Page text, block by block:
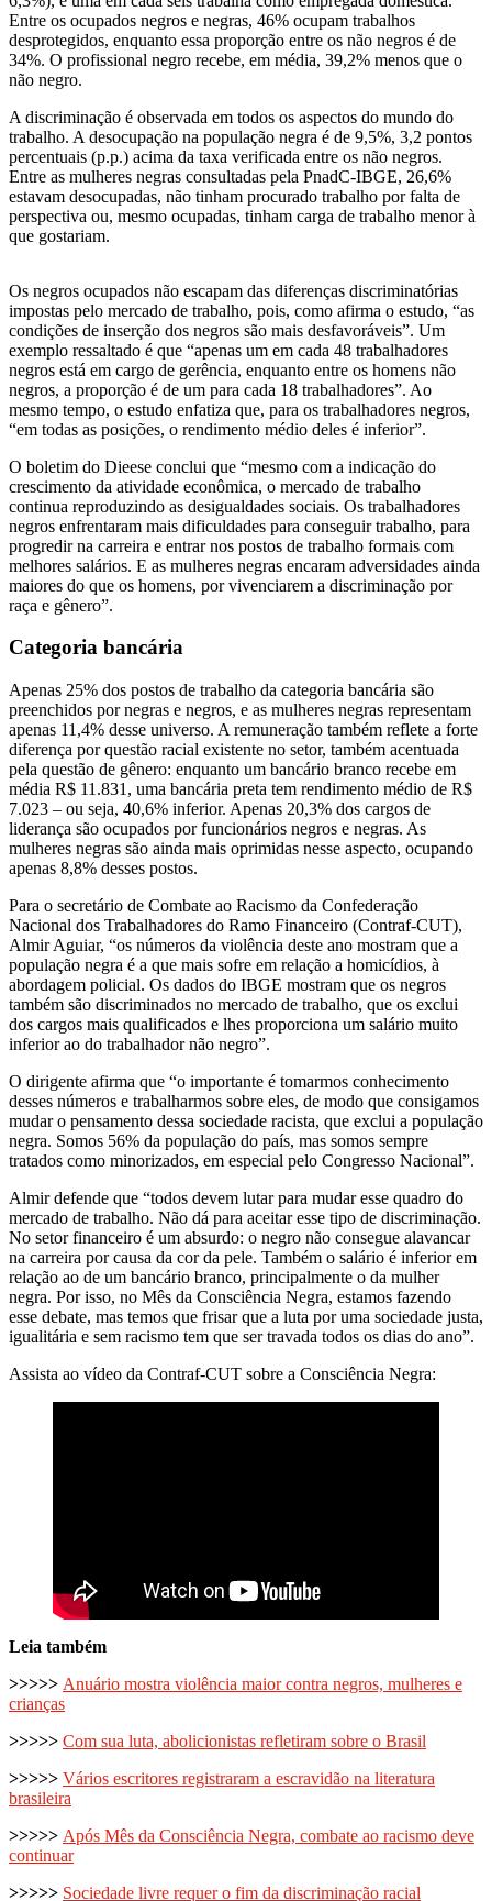
Entre os ocupados negros e negras, 46% ocupam trabalhos
desprotegidos, enquanto essa proporção entre os não negros é de
34%. O profissional negro recebe, em média, 39,2% menos que o
não negro.
A discriminação é observada em todos os aspectos do mundo do
trabalho. A desocupação na população negra é de 9,5%, 3,2 pontos
percentuais (p.p.) acima da taxa verificada entre os não negros.
Entre as mulheres negras consultadas pela PnadC-IBGE, 26,6%
estavam desocupadas, não tinham procurado trabalho por falta de
perspectiva ou, mesmo ocupadas, tinham carga de trabalho menor à
que gostariam.
Os negros ocupados não escapam das diferenças discriminatórias
impostas pelo mercado de trabalho, pois, como afirma o estudo, “as
condições de inserção dos negros são mais desfavoráveis”. Um
exemplo ressaltado é que “apenas um em cada 48 trabalhadores
negros está em cargo de gerência, enquanto entre os homens não
negros, a proporção é de um para cada 18 trabalhadores”. Ao
mesmo tempo, o estudo enfatiza que, para os trabalhadores negros,
“em todas as posições, o rendimento médio deles é inferior”.
O boletim do Dieese conclui que “mesmo com a indicação do
crescimento da atividade econômica, o mercado de trabalho
continua reproduzindo as desigualdades sociais. Os trabalhadores
negros enfrentaram mais dificuldades para conseguir trabalho, para
progredir na carreira e entrar nos postos de trabalho formais com
melhores salários. E as mulheres negras encaram adversidades ainda
maiores do que os homens, por vivenciarem a discriminação por
raça e gênero”.
Categoria bancária
Apenas 25% dos postos de trabalho da categoria bancária são
preenchidos por negras e negros, e as mulheres negras representam
apenas 11,4% desse universo. A remuneração também reflete a forte
diferença por questão racial existente no setor, também acentuada
pela questão de gênero: enquanto um bancário branco recebe em
média R$ 11.831, uma bancária preta tem rendimento médio de R$
7.023 – ou seja, 40,6% inferior. Apenas 20,3% dos cargos de
liderança são ocupados por funcionários negros e negras. As
mulheres negras são ainda mais oprimidas nesse aspecto, ocupando
apenas 8,8% desses postos.
Para o secretário de Combate ao Racismo da Confederação
Nacional dos Trabalhadores do Ramo Financeiro (Contraf-CUT),
Almir Aguiar, “os números da violência deste ano mostram que a
população negra é a que mais sofre em relação a homicídios, à
abordagem policial. Os dados do IBGE mostram que os negros
também são discriminados no mercado de trabalho, que os exclui
dos cargos mais qualificados e lhes proporciona um salário muito
inferior ao do trabalhador não negro”.
O dirigente afirma que “o importante é tomarmos conhecimento
desses números e trabalharmos sobre eles, de modo que consigamos
mudar o pensamento dessa sociedade racista, que exclui a população
negra. Somos 56% da população do país, mas somos sempre
tratados como minorizados, em especial pelo Congresso Nacional”.
Almir defende que “todos devem lutar para mudar esse quadro do
mercado de trabalho. Não dá para aceitar esse tipo de discriminação.
No setor financeiro é um absurdo: o negro não consegue alavancar
na carreira por causa da cor da pele. Também o salário é inferior em
relação ao de um bancário branco, principalmente o da mulher
negra. Por isso, no Mês da Consciência Negra, estamos fazendo
esse debate, mas temos que frisar que a luta por uma sociedade justa,
igualitária e sem racismo tem que ser travada todos os dias do ano”.
Assista ao vídeo da Contraf-CUT sobre a Consciência Negra:
Leia também
>>>>> Anuário mostra violência maior contra negros, mulheres e
crianças
>>>>> Com sua luta, abolicionistas refletiram sobre o Brasil
>>>>> Vários escritores registraram a escravidão na literatura
brasileira
>>>>> Após Mês da Consciência Negra, combate ao racismo deve
continuar
>>>>> Sociedade livre requer o fim da discriminação racial